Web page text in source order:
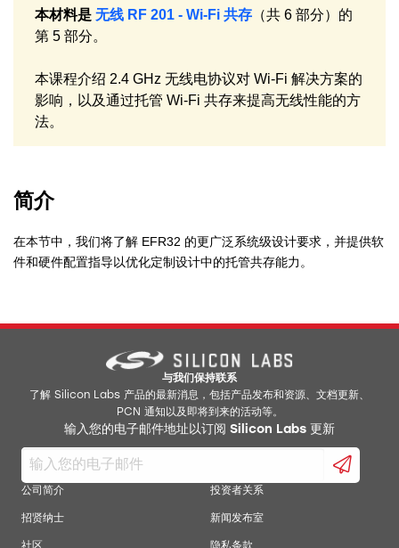
本材料是 无线 RF 201 - Wi-Fi 共存 （共 6 部分）的
第 5 部分。
本课程介绍 2.4 GHz 无线电协议对 Wi-Fi 解决方案的
影响，以及通过托管 Wi-Fi 共存来提高无线性能的方
法。
简介
在本节中，我们将了解 EFR32 的更广泛系统级设计要求，并提供软
件和硬件配置指导以优化定制设计中的托管共存能力。
与我们保持联系
了解 Silicon Labs 产品的最新消息，包括产品发布和资源、文档更新、
PCN 通知以及即将到来的活动等。
输入您的电子邮件地址以订阅 Silicon Labs 更新
公司简介
招贤纳士
投资者关系
新闻发布室